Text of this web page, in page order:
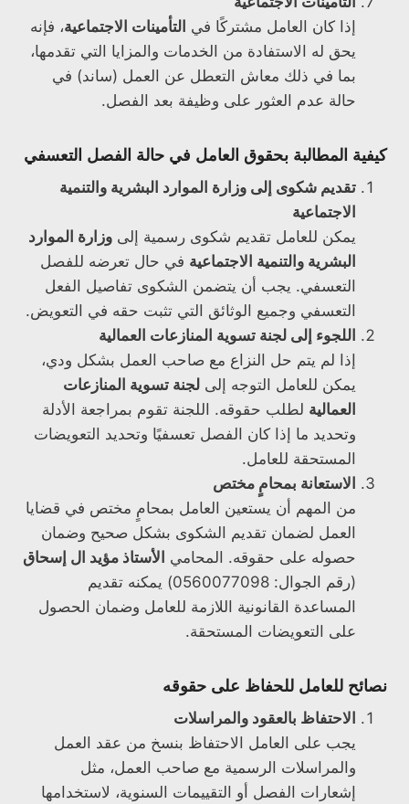
إذا كان العامل مشتركًا في التأمينات الاجتماعية، فإنه
يحق له الاستفادة من الخدمات والمزايا التي تقدمها،
بما في ذلك معاش التعطل عن العمل (ساند) في
حالة عدم العثور على وظيفة بعد الفصل.
كيفية المطالبة بحقوق العامل في حالة الفصل التعسفي
تقديم شكوى إلى وزارة الموارد البشرية والتنمية
الاجتماعية
يمكن للعامل تقديم شكوى رسمية إلى وزارة الموارد
البشرية والتنمية الاجتماعية في حال تعرضه للفصل
التعسفي. يجب أن يتضمن الشكوى تفاصيل الفعل
التعسفي وجميع الوثائق التي تثبت حقه في التعويض.
اللجوء إلى لجنة تسوية المنازعات العمالية
إذا لم يتم حل النزاع مع صاحب العمل بشكل ودي،
يمكن للعامل التوجه إلى لجنة تسوية المنازعات
العمالية لطلب حقوقه. اللجنة تقوم بمراجعة الأدلة
وتحديد ما إذا كان الفصل تعسفيًا وتحديد التعويضات
المستحقة للعامل.
الاستعانة بمحامٍ مختص
من المهم أن يستعين العامل بمحامٍ مختص في قضايا
العمل لضمان تقديم الشكوى بشكل صحيح وضمان
حصوله على حقوقه. المحامي الأستاذ مؤيد ال إسحاق
(رقم الجوال: 0560077098) يمكنه تقديم
المساعدة القانونية اللازمة للعامل وضمان الحصول
على التعويضات المستحقة.
نصائح للعامل للحفاظ على حقوقه
الاحتفاظ بالعقود والمراسلات
يجب على العامل الاحتفاظ بنسخ من عقد العمل
والمراسلات الرسمية مع صاحب العمل، مثل
إشعارات الفصل أو التقييمات السنوية، لاستخدامها